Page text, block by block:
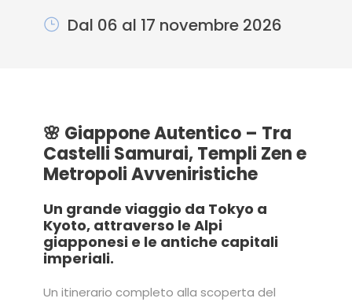
Dal 06 al 17 novembre 2026
🌸 Giappone Autentico – Tra
Castelli Samurai, Templi Zen e
Metropoli Avveniristiche
Un grande viaggio da Tokyo a
Kyoto, attraverso le Alpi
giapponesi e le antiche capitali
imperiali.
Un itinerario completo alla scoperta del